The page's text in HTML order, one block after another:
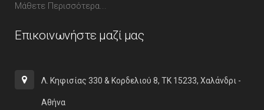
Μάθετε Περισσότερα...
Επικοινωνήστε μαζί μας
Λ. Κηφισίας 330 & Κορδελιού 8, ΤΚ 15233, Χαλάνδρι -
Αθήνα